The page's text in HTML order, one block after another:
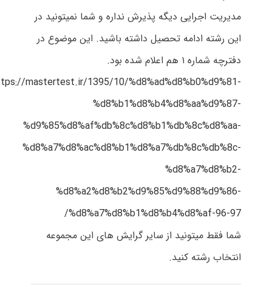
مدیریت اجرایی دیگه پذیرش نداره و شما نمیتونید در
این رشته ادامه تحصیل داشته باشید. این موضوع در
دفترچه شماره ۱ هم اعلام شده بود.
mastertest.ir/1395/10/%d8%ad%d8%b0%d9%81-
%d8%b1%d8%b4%d8%aa%d9%87-
%d9%85%d8%af%db%8c%d8%b1%db%8c%d8%aa-
%d8%a7%d8%ac%d8%b1%d8%a7%db%8c%db%8c-
%d8%a7%d8%b2-
%d8%a2%d8%b2%d9%85%d9%88%d9%86-
%d8%a7%d8%b1%d8%b4%d8%af-96-97/
شما فقط میتونید از سایر گرایش های این مجموعه
انتخاب رشته کنید.